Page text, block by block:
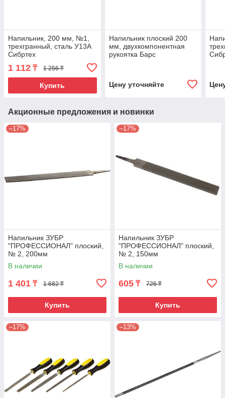
Напильник, 200 мм, №1,
трехгранный, сталь У13А
Сибртех
1 112 ₸ 1 256 ₸
Купить
Напильник плоский 200
мм, двухкомпонентная
рукоятка Барс
Цену уточняйте
Акционные предложения и новинки
–17%
Напильник ЗУБР
"ПРОФЕССИОНАЛ" плоский,
№ 2, 200мм
В наличии
1 401 ₸ 1 682 ₸
Купить
–17%
Напильник ЗУБР
"ПРОФЕССИОНАЛ" плоский,
№ 2, 150мм
В наличии
605 ₸ 726 ₸
Купить
–17% –13%